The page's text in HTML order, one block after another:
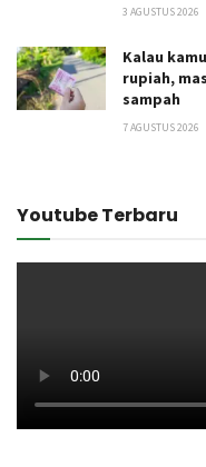
3 AGUSTUS 2026
Kalau
rupiah,
sampah
7 AGUSTUS 2026
Youtube Terbaru